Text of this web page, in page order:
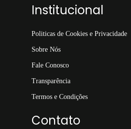
Institucional
Politicas de Cookies e Privacidade
Sobre Nós
Fale Conosco
Transparência
Termos e Condições
Contato